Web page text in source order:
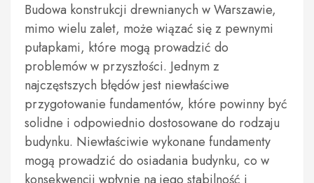
Budowa konstrukcji drewnianych w Warszawie,
mimo wielu zalet, może wiązać się z pewnymi
pułapkami, które mogą prowadzić do
problemów w przyszłości. Jednym z
najczęstszych błędów jest niewłaściwe
przygotowanie fundamentów, które powinny być
solidne i odpowiednio dostosowane do rodzaju
budynku. Niewłaściwie wykonane fundamenty
mogą prowadzić do osiadania budynku, co w